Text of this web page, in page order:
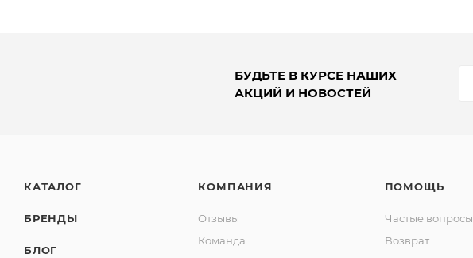
БУДЬТЕ В КУРСЕ НАШИХ
АКЦИЙ И НОВОСТЕЙ
КАТАЛОГ
БРЕНДЫ
БЛОГ
КОМПАНИЯ
Отзывы
Команда
ПОМОЩЬ
Частые вопросы
Возврат